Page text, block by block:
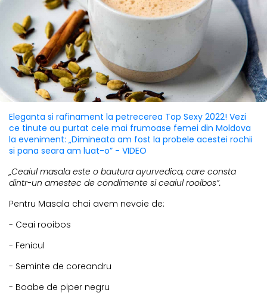
Eleganta si rafinament la petrecerea Top Sexy 2022! Vezi
ce tinute au purtat cele mai frumoase femei din Moldova
la eveniment: „Dimineata am fost la probele acestei rochii
si pana seara am luat-o” - VIDEO
„Ceaiul masala este o bautura ayurvedica, care consta
dintr-un amestec de condimente si ceaiul rooibos”.
Pentru Masala chai avem nevoie de:
- Ceai rooibos
- Fenicul
- Seminte de coreandru
- Boabe de piper negru